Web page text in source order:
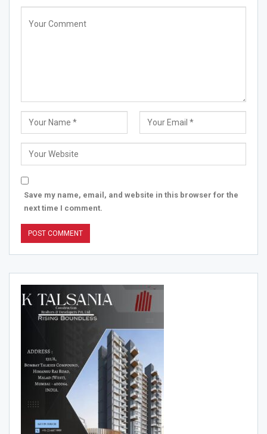
Save my name, email, and website in this browser for the
next time I comment.